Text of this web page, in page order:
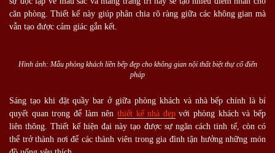
căn phòng. Thiết kế này giúp phân chia rõ ràng giữa các không gian mà
vẫn tạo được cảm giác gắn kết.
Hình ảnh: Mẫu phòng khách liền bếp đẹp cho không gian nội thất biệt thự cổ điển
pháp
Sáng tạo khi đặt quầy bar ở giữa phòng khách và nhà bếp chính là bí
quyết quan trọng để làm nên thiết kế nhà đẹpvới phòng khách và bếp
liên thông. Thiết kế hiện đại này tạo được sự ngăn cách tinh tế, còn có
thể trở thành nơi để các thành viên trong gia đình tận hưởng những món